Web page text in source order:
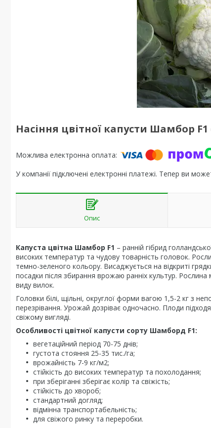
Насіння цвітної капусти Шамбор
У компанії підключені електронні платежі. Тепер ви
Опис
Капуста цвітна Шамбор F1 – ранній гібрид
високих температур та чудову товарність головок.
темно-зеленого кольору. Висаджується на відкриті
посадки після збирання врожаю ранніх культур.
виду вилок.
Головки білі, щільні, округлої форми вагою 1,5-2 кг з
перезрівання. Урожай дозріває одночасно. Плоди
свіжому вигляді.
Особливості цвітної капусти сорту Шамборд F1:
вегетаційний період 70-75 днів;
густота стояння 25-35 тис./га;
врожайність 7-9 кг/м2;
стійкість до високих температур та похолодання;
при зберіганні зберігає колір та свіжість;
стійкість до хвороб;
стандартний догляд;
відмінна транспортабельність;
для свіжого ринку та переробки.